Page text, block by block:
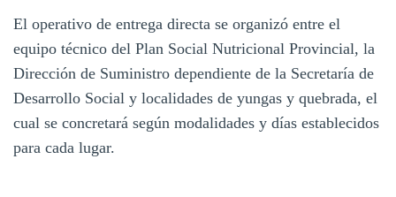
El operativo de entrega directa se organizó entre el
equipo técnico del Plan Social Nutricional Provincial, la
Dirección de Suministro dependiente de la Secretaría de
Desarrollo Social y localidades de yungas y quebrada, el
cual se concretará según modalidades y días establecidos
para cada lugar.